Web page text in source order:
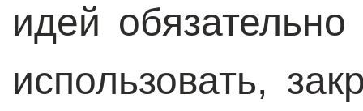
идей
использовать,